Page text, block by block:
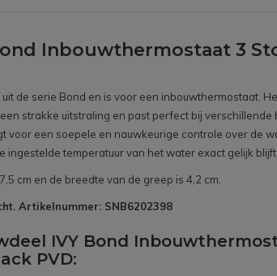
Inbouwthermostaat 3
uit de serie Bond en is voor een
strakke uitstraling en past perfect bij
voor een soepele en nauwkeurige controle over de
ingestelde temperatuur van het water exact gelijk
cm en de breedte van de greep is 4,2 cm.
Artikelnummer: SNB6202398
IVY Bond
PVD: